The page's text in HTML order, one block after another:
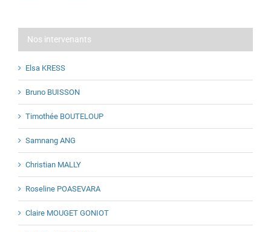
Nos intervenants
Elsa KRESS
Bruno BUISSON
Timothée BOUTELOUP
Samnang ANG
Christian MALLY
Roseline POASEVARA
Claire MOUGET GONIOT